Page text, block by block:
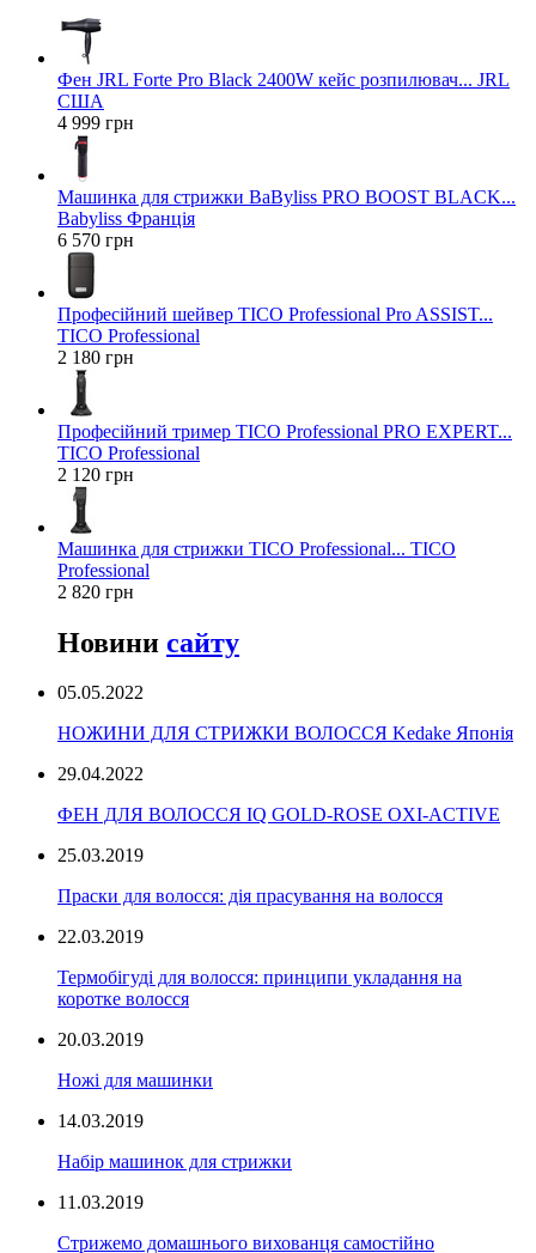
Фен JRL Forte Pro Black 2400W кейс розпилювач... JRL
США
4 999 грн
Машинка для стрижки BaByliss PRO BOOST BLACK...
Babyliss Франція
6 570 грн
Професійний шейвер TICO Professional Pro ASSIST...
TICO Professional
2 180 грн
Професійний тример TICO Professional PRO EXPERT...
TICO Professional
2 120 грн
Машинка для стрижки TICO Professional... TICO
Professional
2 820 грн
Новини сайту
05.05.2022
НОЖИНИ ДЛЯ СТРИЖКИ ВОЛОССЯ Kedake Японія
29.04.2022
ФЕН ДЛЯ ВОЛОССЯ IQ GOLD-ROSE OXI-ACTIVE
25.03.2019
Праски для волосся: дія прасування на волосся
22.03.2019
Термобігуді для волосся: принципи укладання на
коротке волосся
20.03.2019
Ножі для машинки
14.03.2019
Набір машинок для стрижки
11.03.2019
Стрижемо домашнього вихованця самостійно